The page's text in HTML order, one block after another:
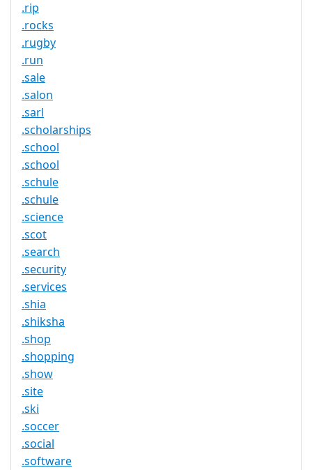
.rip
.rocks
.rugby
.run
.sale
.salon
.sarl
.scholarships
.school
.school
.schule
.schule
.science
.scot
.search
.security
.services
.shia
.shiksha
.shop
.shopping
.show
.site
.ski
.soccer
.social
.software